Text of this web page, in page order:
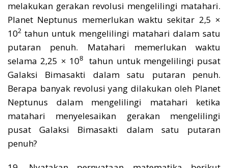
melakukan gerakan revolusi mengelilingi matahari.
Planet Neptunus memerlukan waktu sekitar 2,5 ×
102 tahun untuk mengelilingi matahari dalam satu
putaran penuh. Matahari memerlukan waktu
selama 2,25 × 108tahun untuk mengelilingi pusat
Galaksi Bimasakti dalam satu putaran penuh.
Berapa banyak revolusi yang dilakukan oleh Planet
Neptunus dalam mengelilingi matahari ketika
matahari menyelesaikan gerakan mengelilingi
pusat Galaksi Bimasakti dalam satu putaran
penuh?